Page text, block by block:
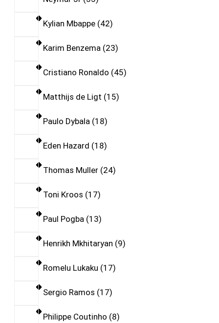
Kylian Mbappe 42
Karim Benzema 23
Cristiano Ronaldo 45
Matthijs de Ligt 15
Paulo Dybala 18
Eden Hazard 18
Thomas Muller 24
Toni Kroos 17
Paul Pogba 13
Henrikh Mkhitaryan 9
Romelu Lukaku 17
Sergio Ramos 17
Philippe Coutinho 8